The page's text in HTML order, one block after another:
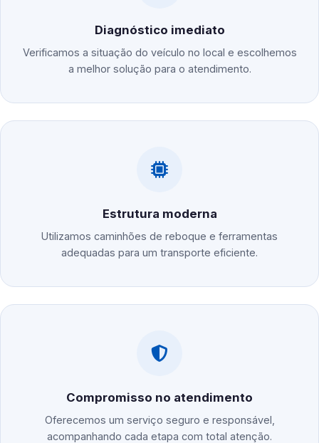
Diagnóstico imediato
Verificamos a situação do veículo no local e escolhemos
a melhor solução para o atendimento.
Estrutura moderna
Utilizamos caminhões de reboque e ferramentas
adequadas para um transporte eficiente.
Compromisso no atendimento
Oferecemos um serviço seguro e responsável,
acompanhando cada etapa com total atenção.